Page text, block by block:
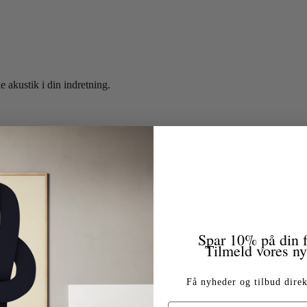
akustik i din indretning.
Spar 10% på din
Tilmeld vores
Få nyheder og tilbud